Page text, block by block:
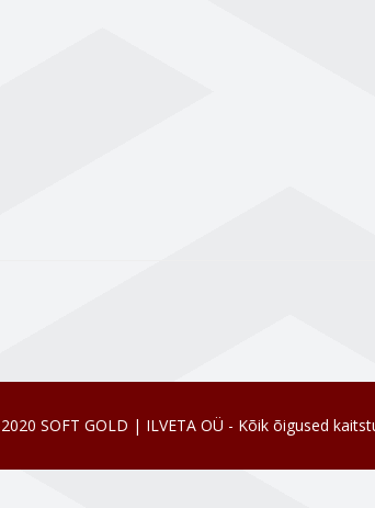
SOFT GOLD | ILVETA OÜ - Kõik õigused